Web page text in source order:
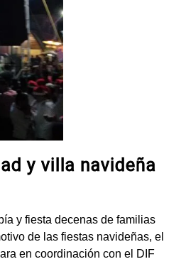
y villa navideña
y fiesta decenas de familias
de las fiestas navideñas, el
en coordinación con el DIF